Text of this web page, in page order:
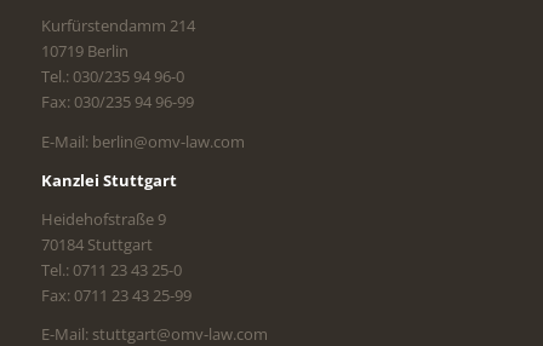
Kurfürstendamm 214
10719 Berlin
Tel.: 030/235 94 96-0
Fax: 030/235 94 96-99
E-Mail: berlin@omv-law.com
Kanzlei Stuttgart
Heidehofstraße 9
70184 Stuttgart
Tel.: 0711 23 43 25-0
Fax: 0711 23 43 25-99
E-Mail: stuttgart@omv-law.com